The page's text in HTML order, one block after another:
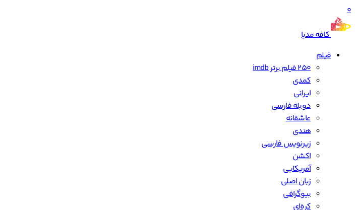
0
کافه مدیا
فیلم
250 فیلم برتر imdb
کمدی
ایرانی
دوبله فارسی
عاشقانه
هندی
زیرنویس فارسی
اکشن
آمریکایی
زبان اصلی
بیوگرافی
کره‌ای